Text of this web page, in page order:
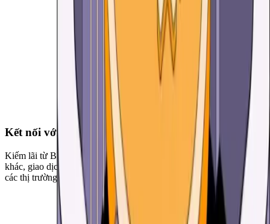
Kết nối với các ứng dụng phi tập trung (DApps)
Kiếm lãi từ BNB Smart Chain (BNB) và các tài sản tiền điện tử
khác, giao dịch trên các sàn giao dịch phi tập trung, tham gia vào
các thị trường NFT và nhiều hoạt động khác nữa.